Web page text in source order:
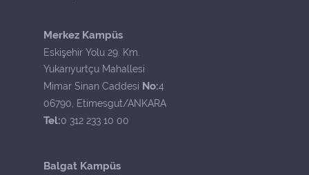
Merkez Kampüs
Eskişehir Yolu 29. Km.
Yukarıyurtçu Mahallesi
Mimar Sinan Caddesi No:4
06790, Etimesgut/ANKARA
Tel:0 312 233 10 00
Balgat Kampüs